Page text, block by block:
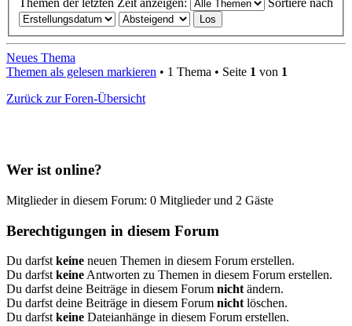
Themen der letzten Zeit anzeigen: Sortiere nach
Neues Thema
Themen als gelesen markieren • 1 Thema • Seite 1 von 1
Zurück zur Foren-Übersicht
Wer ist online?
Mitglieder in diesem Forum: 0 Mitglieder und 2 Gäste
Berechtigungen in diesem Forum
Du darfst keine neuen Themen in diesem Forum erstellen.
Du darfst keine Antworten zu Themen in diesem Forum erstellen.
Du darfst deine Beiträge in diesem Forum nicht ändern.
Du darfst deine Beiträge in diesem Forum nicht löschen.
Du darfst keine Dateianhänge in diesem Forum erstellen.